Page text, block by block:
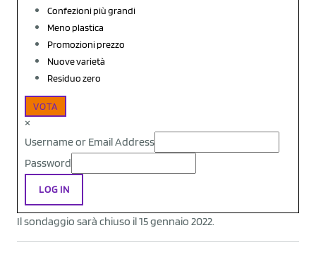
Confezioni più grandi
Meno plastica
Promozioni prezzo
Nuove varietà
Residuo zero
VOTA
×
Username or Email Address
Password
LOG IN
Il sondaggio sarà chiuso il 15 gennaio 2022.